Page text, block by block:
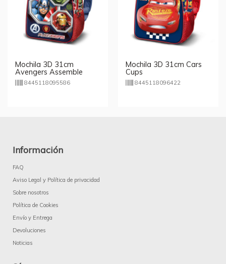
Mochila 3D 31cm
Avengers Assemble
8445118095586
Mochila 3D 31cm Cars
Cups
8445118096422
Información
FAQ
Aviso Legal y Política de privacidad
Sobre nosotros
Política de Cookies
Envío y Entrega
Devoluciones
Noticias